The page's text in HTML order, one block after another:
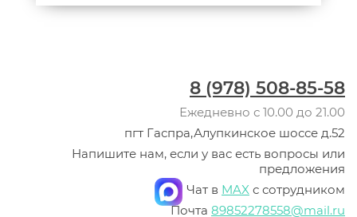
8 (978) 508-85-58
Ежедневно с 10.00 до 21.00
пгт Гаспра,Алупкинское шоссе д.52
Напишите нам, если у вас есть вопросы или
предложения
Чат в MAX с сотрудником
Почта 89852278558@mail.ru